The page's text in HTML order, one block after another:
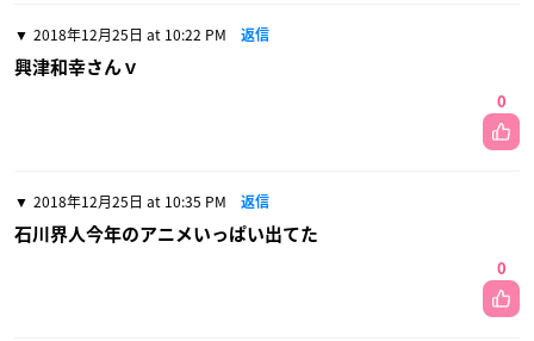
2018年12月25日 at 10:22 PM 返信
興津和幸さんｖ
0
2018年12月25日 at 10:35 PM 返信
石川界人今年のアニメいっぱい出てた
0